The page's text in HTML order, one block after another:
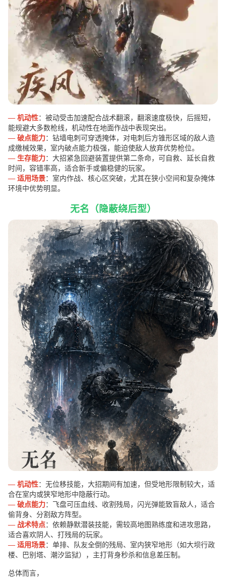
— 机动性：被动受击加速配合战术翻滚，翻滚速度极快，后摇短，
能规避大多数枪线，机动性在地面作战中表现突出。
— 破点能力：钻墙电刺可穿透掩体，对电刺后方锥形区域的敌人造
成缴械效果，室内破点能力极强，能迫使敌人放弃优势枪位。
— 生存能力：大招紧急回避装置提供第二条命，可自救、延长自救
时间，容错率高，适合新手或偏稳健的玩家。
— 适用场景：室内作战、核心区突破，尤其在狭小空间和复杂掩体
环境中优势明显。
无名（隐蔽绕后型）
— 机动性：无位移技能，大招期间有加速，但受地形限制较大，适
合在室内或狭窄地形中隐蔽行动。
— 破点能力：飞盘可压血线、收割残局，闪光弹能致盲敌人，适合
偷背身、分割敌方阵型。
— 战术特点：依赖静默潜装技能，需较高地图熟练度和进攻思路，
适合喜欢阴人、打残局的玩家。
— 适用场景：单排、队友全倒的残局、室内狭窄地形（如大坝行政
楼、巴别塔、潮汐监狱），主打背身秒杀和信息差压制。
总体而言，